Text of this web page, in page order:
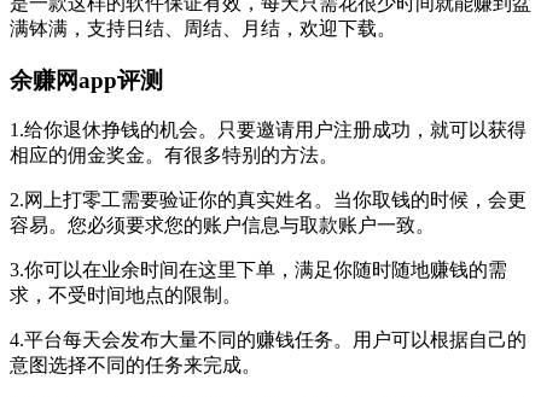
满钵满，支持日结、周结、月结，欢迎下载。
余赚网app评测
1.给你退休挣钱的机会。只要邀请用户注册成功，就可以获得
相应的佣金奖金。有很多特别的方法。
2.网上打零工需要验证你的真实姓名。当你取钱的时候，会更
容易。您必须要求您的账户信息与取款账户一致。
3.你可以在业余时间在这里下单，满足你随时随地赚钱的需
求，不受时间地点的限制。
4.平台每天会发布大量不同的赚钱任务。用户可以根据自己的
意图选择不同的任务来完成。